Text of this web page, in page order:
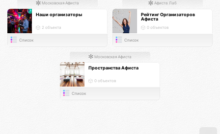
Московская Афиста
Наши организаторы
2 объекта
Список
Афиста Лаб
Рейтинг Организаторов
Афиста
0 объектов
Список
Московская Афиста
Пространства Афиста
0 объектов
Список